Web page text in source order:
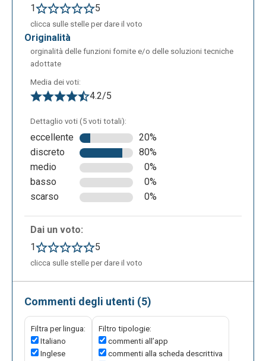
1
5
clicca sulle stelle per dare il voto
originalità
orginalità delle funzioni fornite e/o delle soluzioni tecniche
adottate
Media dei voti:
4.2/5
Dettaglio voti (5 voti totali):
eccellente
20%
discreto
80%
medio
0%
basso
0%
scarso
0%
Dai un voto:
1
5
clicca sulle stelle per dare il voto
Commenti degli utenti (5)
Filtra per lingua:
Italiano
Inglese
Filtro tipologie:
commenti all’app
commenti alla scheda descrittiva